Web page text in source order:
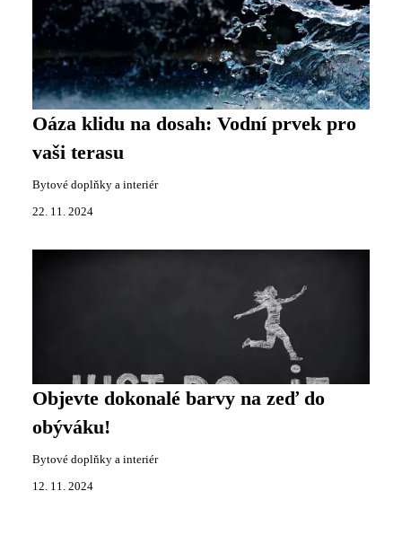
Oáza klidu na dosah: Vodní prvek pro
vaši terasu
Bytové doplňky a interiér
22. 11. 2024
Objevte dokonalé barvy na zeď do
obýváku!
Bytové doplňky a interiér
12. 11. 2024